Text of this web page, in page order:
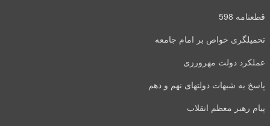
قطعنامه 598
تحمیلگری خواص بر امام جامعه
عملکرد دولت مهرورزی
پاسخ به شبهات دولتهای نهم و دهم
پیام رهبر معظم انقلاب